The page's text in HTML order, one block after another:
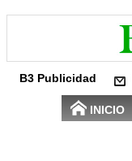
B3 Publicidad
INICIO